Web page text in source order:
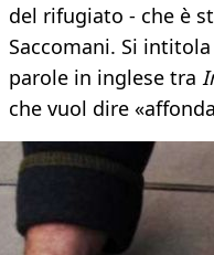
del rifugiato - che è
Saccomani. Si intitola
parole in inglese tra
che vuol dire